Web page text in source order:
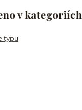
v kategoriích
typu